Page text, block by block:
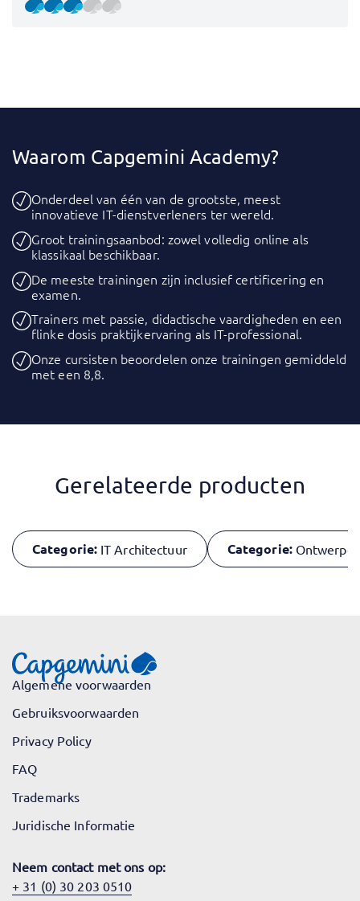
Waarom Capgemini Academy?
Onderdeel van één van de grootste, meest
innovatieve IT-dienstverleners ter wereld.
Groot trainingsaanbod: zowel volledig online als
klassikaal beschikbaar.
De meeste trainingen zijn inclusief certificering en
examen.
Trainers met passie, didactische vaardigheden en een
flinke dosis praktijkervaring als IT-professional.
Onze cursisten beoordelen onze trainingen gemiddeld
met een 8,8.
Gerelateerde producten
Categorie: IT Architectuur Categorie:
Algemene voorwaarden
Gebruiksvoorwaarden
Privacy Policy
FAQ
Trademarks
Juridische Informatie
Neem contact met ons op:
+ 31 (0) 30 203 0510